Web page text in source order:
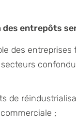
des entrepôts
des
secteurs
de
;